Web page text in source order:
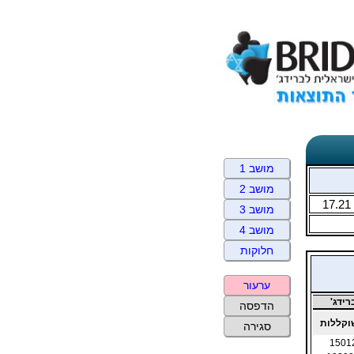
17.21
מושב 1
מושב 2
מושב 3
מושב 4
חלוקות
ערעור
הדפסה
סגירה